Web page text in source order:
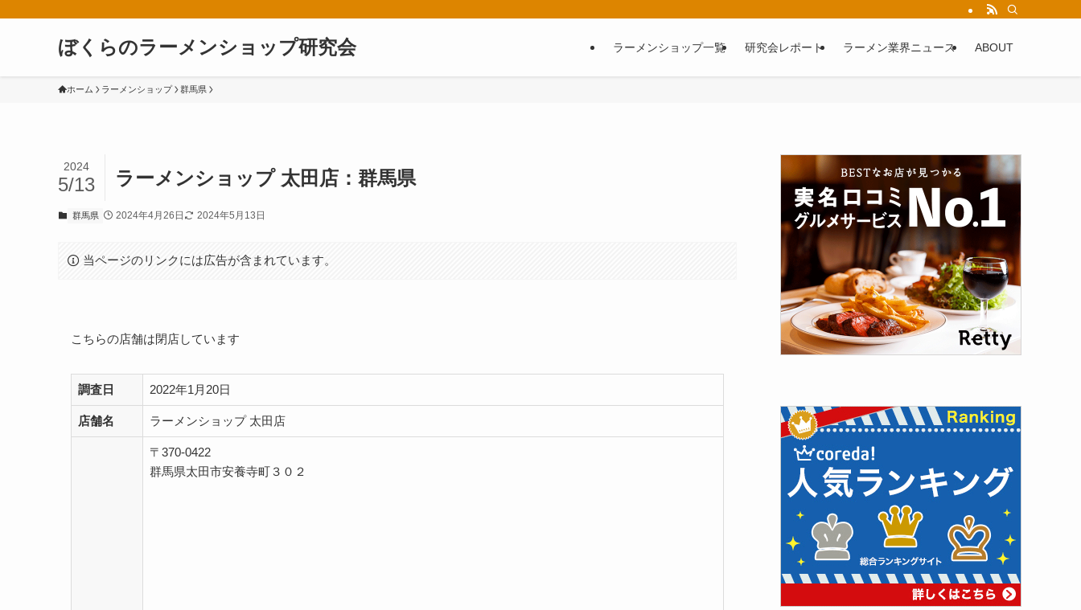
ぼくらのラーメンショップ研究会 ラーメンショップ一覧 研究会レポート ラーメン業界ニュース ABOUT
ホーム ラーメンショップ 群馬県
ラーメンショップ 太田店：群馬県
2024
5/13
群馬県 2024年4月26日 2024年5月13日
当ページのリンクには広告が含まれています。
こちらの店舗は閉店しています
調査日 2022年1月20日
店舗名 ラーメンショップ 太田店
〒370-0422
群馬県太田市安養寺町３０２